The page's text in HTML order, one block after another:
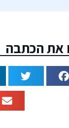
את הכתבה